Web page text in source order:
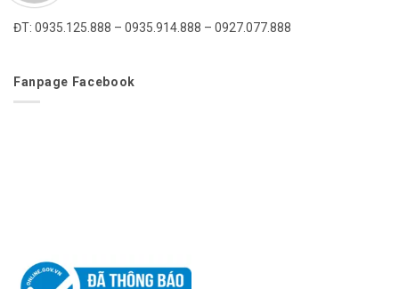
ĐT: 0935.125.888 – 0935.914.888 – 0927.077.888
Fanpage Facebook